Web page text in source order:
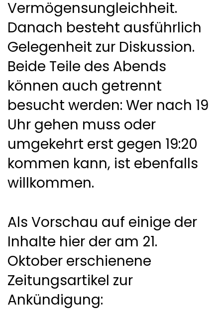
Vermögensungleichheit.
Danach besteht ausführlich
Gelegenheit zur Diskussion.
Beide Teile des Abends
können auch getrennt
besucht werden: Wer nach 19
Uhr gehen muss oder
umgekehrt erst gegen 19:20
kommen kann, ist ebenfalls
willkommen.
Als Vorschau auf einige der
Inhalte hier der am 21.
Oktober erschienene
Zeitungsartikel zur
Ankündigung: